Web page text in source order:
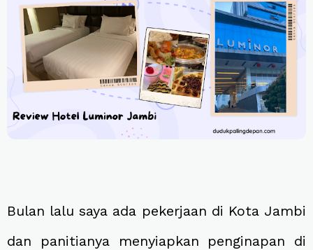
Bulan lalu saya ada pekerjaan di Kota Jambi
dan panitianya menyiapkan penginapan di